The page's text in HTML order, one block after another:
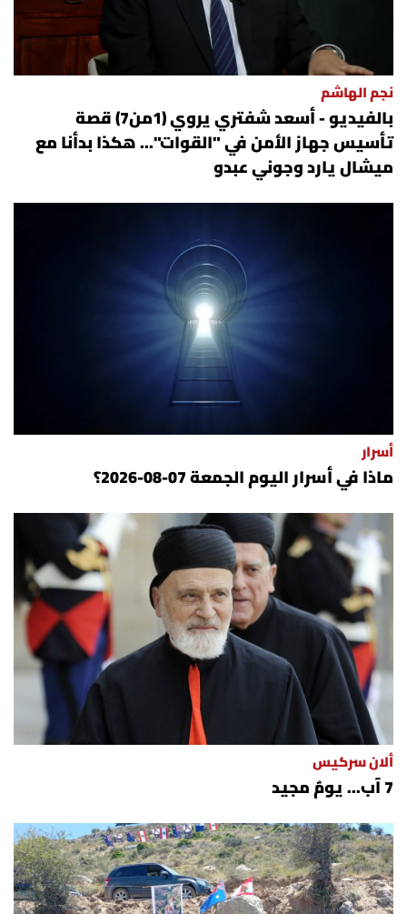
نجم الهاشم
بالفيديو - أسعد شفتري يروي (1من7) قصة
تأسيس جهاز الأمن في "القوات"... هكذا بدأنا مع
ميشال يارد وجوني عبدو
أسرار
ماذا في أسرار اليوم الجمعة 07-08-2026؟
ألان سركيس
7 آب... يومٌ مجيد